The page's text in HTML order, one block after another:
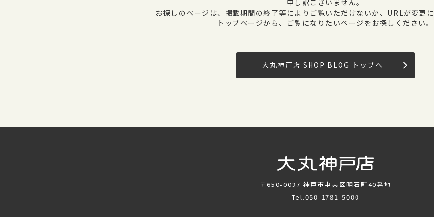
申し訳ございません。
お探しのページは、掲載期間の終了等によりご覧いただけないか、URLが変更に
トップページから、ご覧になりたいページをお探しください。
大丸神戸店 SHOP BLOG トップへ
〒650-0037 神戸市中央区明石町40番地
Tel.050-1781-5000